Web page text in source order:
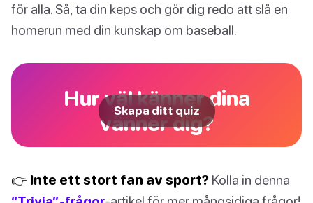
för alla. Så, ta din keps och gör dig redo att slå en
homerun med din kunskap om baseball.
Hur väl känner dina
vänner dig?
Skapa ditt quiz
👉 Inte ett stort fan av sport? Kolla in denna